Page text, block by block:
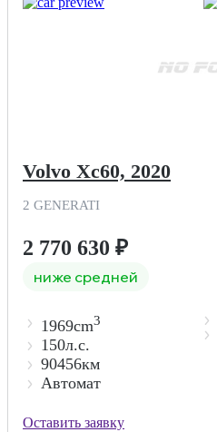
Volvo Xc60, 2020
2 GENERATI
2 770 630 ₽
ниже средней
1969cm3
150л.с.
90456км
Автомат
Оставить заявку